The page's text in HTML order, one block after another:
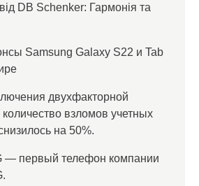
DB Schenker: Гармонія та
Samsung Galaxy S22 и Tab
двухфакторной
взломов учетных
на 50%.
— первый телефон компании